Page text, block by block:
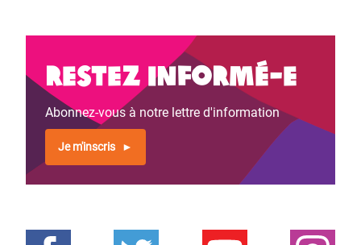
Restez informé-e
Abonnez-vous à notre lettre d'information
Je m'inscris